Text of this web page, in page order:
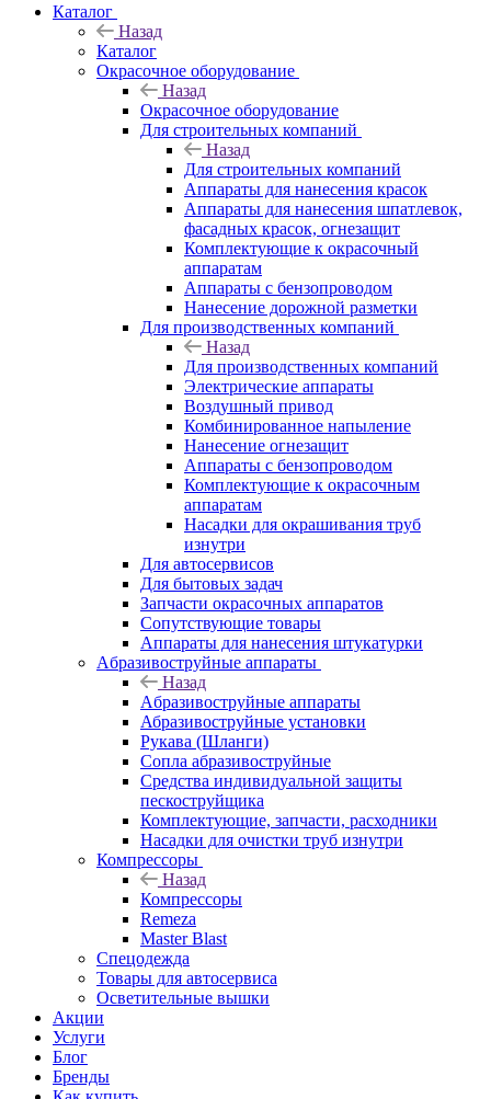
Каталог
Назад
Каталог
Окрасочное оборудование
Назад
Окрасочное оборудование
Для строительных компаний
Назад
Для строительных компаний
Аппараты для нанесения красок
Аппараты для нанесения шпатлевок,
фасадных красок, огнезащит
Комплектующие к окрасочный
аппаратам
Аппараты с бензопроводом
Нанесение дорожной разметки
Для производственных компаний
Назад
Для производственных компаний
Электрические аппараты
Воздушный привод
Комбинированное напыление
Нанесение огнезащит
Аппараты с бензопроводом
Комплектующие к окрасочным
аппаратам
Насадки для окрашивания труб
изнутри
Для автосервисов
Для бытовых задач
Запчасти окрасочных аппаратов
Сопутствующие товары
Аппараты для нанесения штукатурки
Aбразивоструйные аппараты
Назад
Aбразивоструйные аппараты
Абразивоструйные установки
Рукава (Шланги)
Сопла абразивоструйные
Средства индивидуальной защиты
пескоструйщика
Комплектующие, запчасти, расходники
Насадки для очистки труб изнутри
Компрессоры
Назад
Компрессоры
Remeza
Master Blast
Спецодежда
Товары для автосервиса
Осветительные вышки
Акции
Услуги
Блог
Бренды